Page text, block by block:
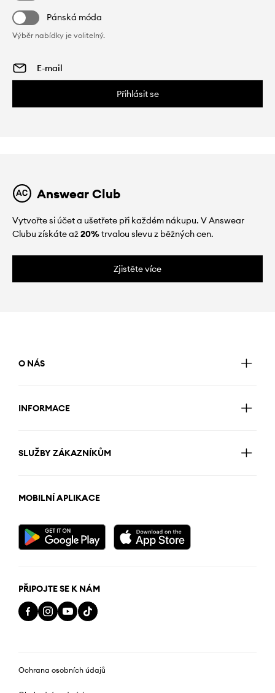
Pánská móda
Výběr nabídky je volitelný.
Přihlásit se
Answear Club
Vytvořte si účet a ušetřete při každém nákupu. V Answear
Clubu získáte až20%trvalou slevu z běžných cen.
Zjistěte více
O NÁS
INFORMACE
SLUŽBY ZÁKAZNÍKŮM
MOBILNÍ APLIKACE
PŘIPOJTE SE K NÁM
Ochrana osobních údajů